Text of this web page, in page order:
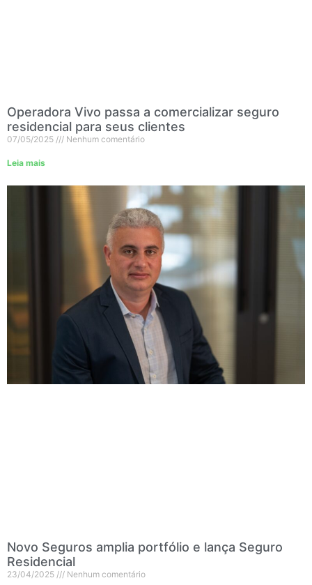
Operadora Vivo passa a comercializar seguro
residencial para seus clientes
07/05/2025 Nenhum comentário
Leia mais
Novo Seguros amplia portfólio e lança Seguro
Residencial
23/04/2025 Nenhum comentário